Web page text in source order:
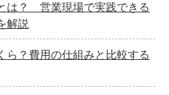
は？ 営業現場で実践できる
解説
ら？費用の仕組みと比較する